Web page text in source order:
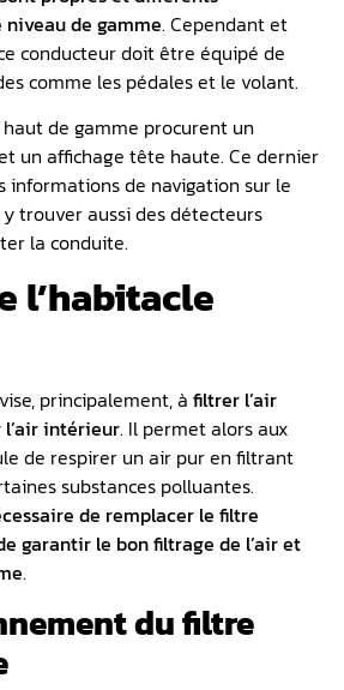
niveau de gamme. Cependant et
conducteur doit être équipé de
comme les pédales et le volant.
de gamme procurent un
un affichage tête haute. Ce dernier
informations de navigation sur le
trouver aussi des détecteurs
la conduite.
l’habitacle
principalement, à filtrer l’air
intérieur. Il permet alors aux
de respirer un air pur en filtrant
substances polluantes.
de remplacer le filtre
garantir le bon filtrage de l’air et
.
du filtre